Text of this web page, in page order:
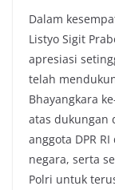
Dalam
Listyo Sigit
apresiasi
telah
Bhayangkara
atas dukungan
anggota DPR
negara, serta
Polri untuk